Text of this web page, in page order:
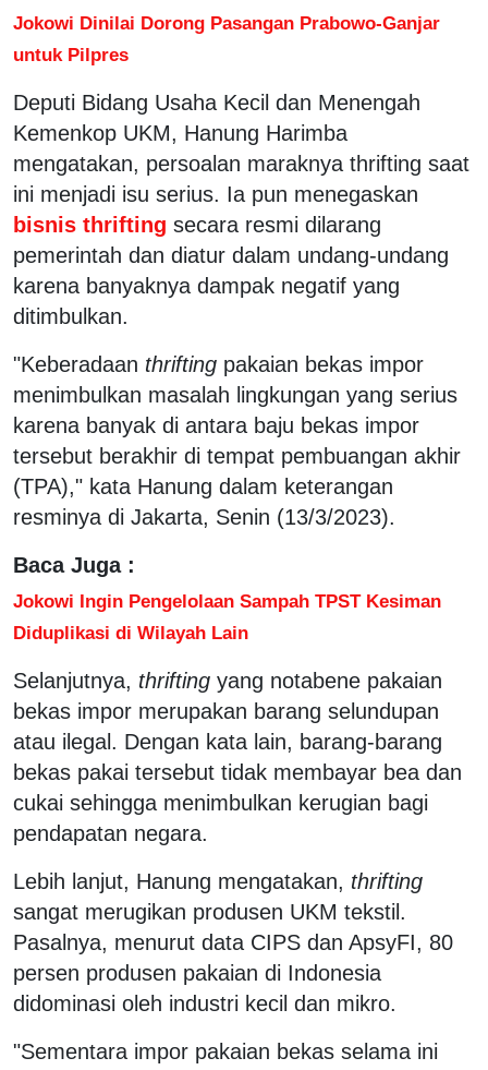
Jokowi Dinilai Dorong Pasangan Prabowo-Ganjar
untuk Pilpres
Deputi Bidang Usaha Kecil dan Menengah
Kemenkop UKM, Hanung Harimba
mengatakan, persoalan maraknya thrifting saat
ini menjadi isu serius. Ia pun menegaskan
bisnis thrifting secara resmi dilarang
pemerintah dan diatur dalam undang-undang
karena banyaknya dampak negatif yang
ditimbulkan.
"Keberadaan thrifting pakaian bekas impor
menimbulkan masalah lingkungan yang serius
karena banyak di antara baju bekas impor
tersebut berakhir di tempat pembuangan akhir
(TPA)," kata Hanung dalam keterangan
resminya di Jakarta, Senin (13/3/2023).
Baca Juga :
Jokowi Ingin Pengelolaan Sampah TPST Kesiman
Diduplikasi di Wilayah Lain
Selanjutnya, thrifting yang notabene pakaian
bekas impor merupakan barang selundupan
atau ilegal. Dengan kata lain, barang-barang
bekas pakai tersebut tidak membayar bea dan
cukai sehingga menimbulkan kerugian bagi
pendapatan negara.
Lebih lanjut, Hanung mengatakan, thrifting
sangat merugikan produsen UKM tekstil.
Pasalnya, menurut data CIPS dan ApsyFI, 80
persen produsen pakaian di Indonesia
didominasi oleh industri kecil dan mikro.
"Sementara impor pakaian bekas selama ini